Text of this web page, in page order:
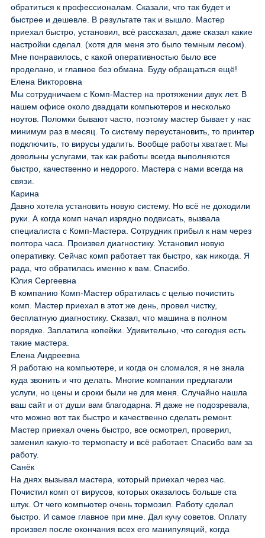
обратиться к профессионалам. Сказали, что так будет и
быстрее и дешевле. В результате так и вышло. Мастер
приехал быстро, установил, всё рассказал, даже сказал какие
настройки сделал. (хотя для меня это было темным лесом).
Мне понравилось, с какой оперативностью было все
проделано, и главное без обмана. Буду обращаться ещё!
Елена Викторовна
Мы сотрудничаем с Комп-Мастер на протяжении двух лет. В
нашем офисе около двадцати компьютеров и несколько
ноутов. Поломки бывают часто, поэтому мастер бывает у нас
минимум раз в месяц. То систему переустановить, то принтер
подключить, то вирусы удалить. Вообще работы хватает. Мы
довольны услугами, так как работы всегда выполняются
быстро, качественно и недорого. Мастера с нами всегда на
связи.
Карина
Давно хотела установить новую систему. Но всё не доходили
руки. А когда комп начал изрядно подвисать, вызвала
специалиста с Комп-Мастера. Сотрудник прибыл к нам через
полтора часа. Произвел диагностику. Установил новую
оперативку. Сейчас комп работает так быстро, как никогда. Я
рада, что обратилась именно к вам. Спасибо.
Юлия Сергеевна
В компанию Комп-Мастер обратилась с целью почистить
комп. Мастер приехал в этот же день, провел чистку,
бесплатную диагностику. Сказал, что машина в полном
порядке. Заплатила копейки. Удивительно, что сегодня есть
такие мастера.
Елена Андреевна
Я работаю на компьютере, и когда он сломался, я не знала
куда звонить и что делать. Многие компании предлагали
услуги, но цены и сроки были не для меня. Случайно нашла
ваш сайт и от души вам благодарна. Я даже не подозревала,
что можно вот так быстро и качественно сделать ремонт.
Мастер приехал очень быстро, все осмотрел, проверил,
заменил какую-то термопасту и всё работает. Спасибо вам за
работу.
Санёк
На днях вызывал мастера, который приехал через час.
Почистил комп от вирусов, которых оказалось больше ста
штук. От чего компьютер очень тормозил. Работу сделал
быстро. И самое главное при мне. Дал кучу советов. Оплату
произвел после окончания всех его манипуляций, когда